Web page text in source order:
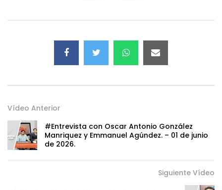
Vídeo Anterior
#Entrevista con Oscar Antonio González
Manriquez y Emmanuel Agúndez. – 01 de junio
de 2026.
Siguiente Vídeo